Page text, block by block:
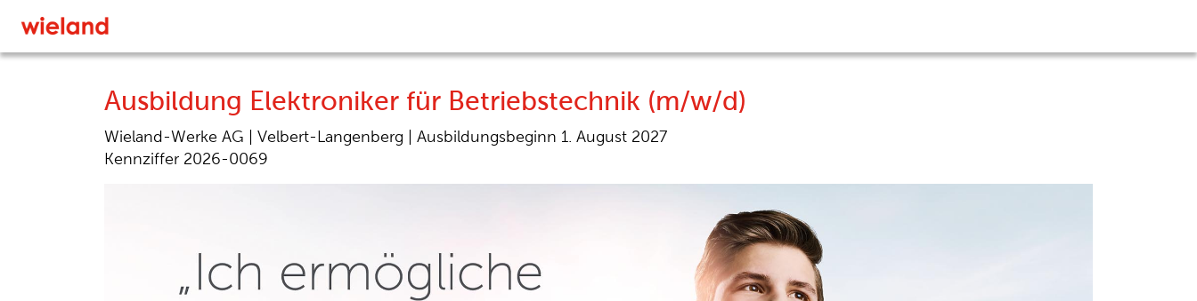
Ausbildung Elektroniker für Betriebstechnik (m/w/d)
Wieland-Werke AG | Velbert-Langenberg |
Ausbildungsbeginn 1. August 2027
Kennziffer 2026-0069